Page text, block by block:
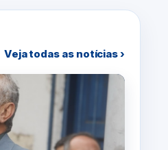
Veja todas as notícias ›